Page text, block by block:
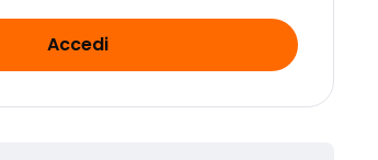
Accedi